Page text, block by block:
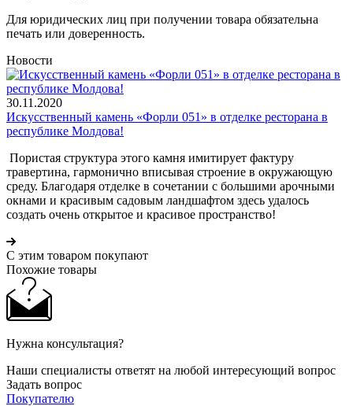
Для юридических лиц при получении товара обязательна
печать или доверенность.
Новости
30.11.2020
Искусственный камень «Форли 051» в отделке ресторана в
республике Молдова!
Пористая структура этого камня имитирует фактуру
травертина, гармонично вписывая строение в окружающую
среду. Благодаря отделке в сочетании с большими арочными
окнами и красивым садовым ландшафтом здесь удалось
создать очень открытое и красивое пространство!
С этим товаром покупают
Похожие товары
Нужна консультация?
Наши специалисты ответят на любой интересующий вопрос
Задать вопрос
Покупателю